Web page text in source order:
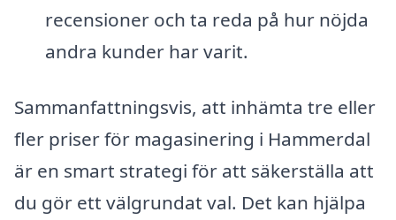
recensioner och ta reda på hur nöjda
andra kunder har varit.
Sammanfattningsvis, att inhämta tre eller
fler priser för magasinering i Hammerdal
är en smart strategi för att säkerställa att
du gör ett välgrundat val. Det kan hjälpa